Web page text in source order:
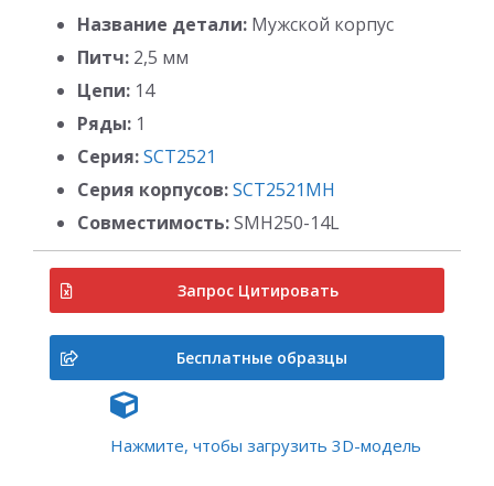
Название детали: Мужской корпус
Питч: 2,5 мм
Цепи: 14
Ряды: 1
Серия:SCT2521
Серия корпусов:SCT2521MH
Совместимость:SMH250-14L
Запрос Цитировать
Бесплатные образцы
Нажмите, чтобы загрузить 3D-модель